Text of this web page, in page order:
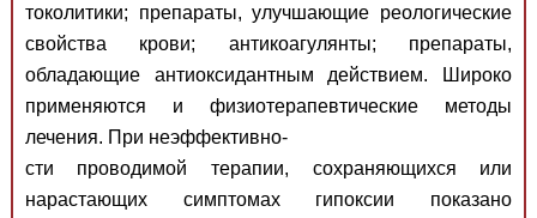
токолитики; препараты, улучшающие реологические
свойства крови; антикоагулянты; препараты,
обладающие антиоксидантным действием. Широко
применяются и физиотерапевтические методы
лечения. При неэффективно-
сти проводимой терапии, сохраняющихся или
нарастающих симптомах гипоксии показано